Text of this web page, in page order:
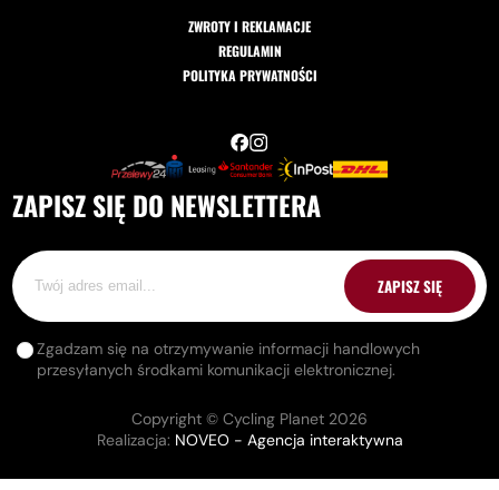
ZWROTY I REKLAMACJE
REGULAMIN
POLITYKA PRYWATNOŚCI
ZAPISZ SIĘ DO NEWSLETTERA
ZAPISZ SIĘ
Zgadzam się na otrzymywanie informacji handlowych
przesyłanych środkami komunikacji elektronicznej.
Copyright © Cycling Planet 2026
Realizacja: NOVEO - Agencja interaktywna